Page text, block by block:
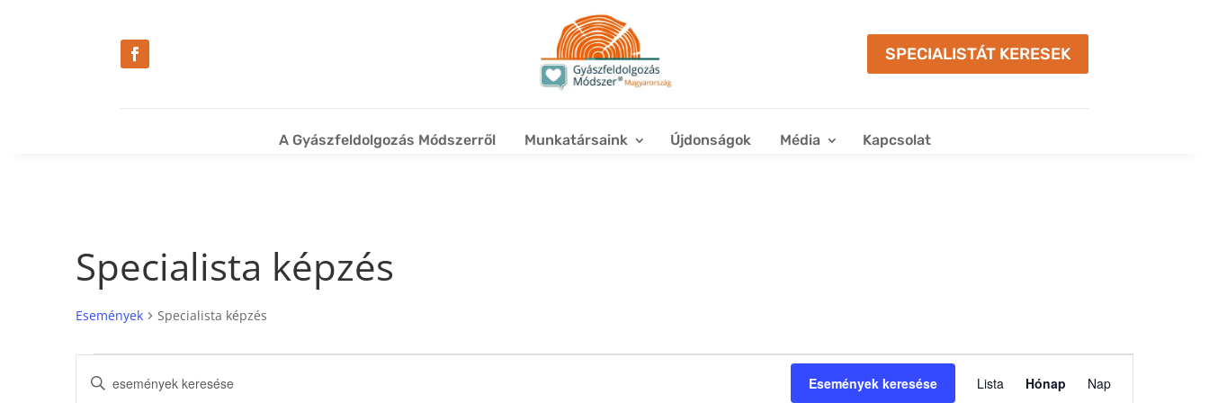
SPECIALISTÁT KERESEK
A Gyászfeldolgozás Módszerről Munkatársaink Újdonságok Média Kapcsolat
Specialista képzés
Események Specialista képzés
Események
Események
keresése
Írja
Események keresése
Esemény
nézet
Lista Hónap Nap